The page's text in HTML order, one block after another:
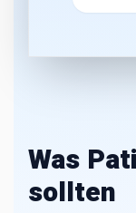
Was
sollten